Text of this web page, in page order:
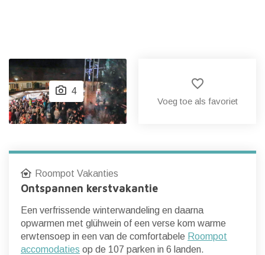
4
favorite_border
Voeg toe als favoriet
Roompot Vakanties
Ontspannen kerstvakantie
Een verfrissende winterwandeling en daarna
opwarmen met glühwein of een verse kom warme
erwtensoep in een van de comfortabele Roompot
accomodaties op de 107 parken in 6 landen.